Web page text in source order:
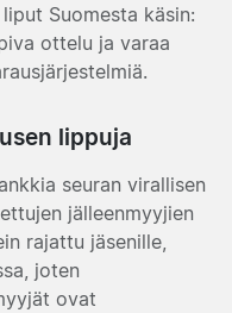
Suomesta käsin:
ottelu ja varaa
lippuja
seuran virallisen
jälleenmyyjien
rajattu jäsenille,
joten
ovat